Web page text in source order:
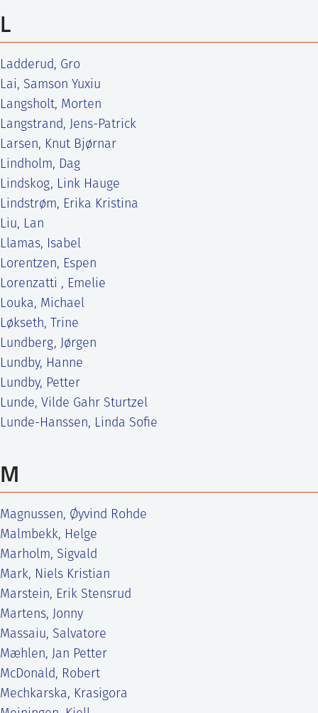
L
Ladderud, Gro
Lai, Samson Yuxiu
Langsholt, Morten
Langstrand, Jens-Patrick
Larsen, Knut Bjørnar
Lindholm, Dag
Lindskog, Link Hauge
Lindstrøm, Erika Kristina
Liu, Lan
Llamas, Isabel
Lorentzen, Espen
Lorenzatti , Emelie
Louka, Michael
Løkseth, Trine
Lundberg, Jørgen
Lundby, Hanne
Lundby, Petter
Lunde, Vilde Gahr Sturtzel
Lunde-Hanssen, Linda Sofie
M
Magnussen, Øyvind Rohde
Malmbekk, Helge
Marholm, Sigvald
Mark, Niels Kristian
Marstein, Erik Stensrud
Martens, Jonny
Massaiu, Salvatore
Mæhlen, Jan Petter
McDonald, Robert
Mechkarska, Krasigora